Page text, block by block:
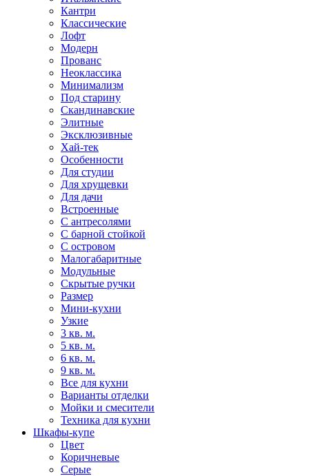
Кантри
Классические
Лофт
Модерн
Прованс
Неоклассика
Минимализм
Под старину
Скандинавские
Элитные
Эксклюзивные
Хай-тек
Особенности
Для студии
Для хрущевки
Для дачи
Встроенные
С антресолями
С барной стойкой
С островом
Малогабаритные
Модульные
Скрытые ручки
Размер
Мини-кухни
Узкие
3 кв. м.
5 кв. м.
6 кв. м.
9 кв. м.
Все для кухни
Варианты отделки
Мойки и смесители
Техника для кухни
Шкафы-купе
Цвет
Коричневые
Серые